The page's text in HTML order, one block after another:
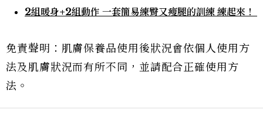
2組暖身+2組動作 一套簡易練臀又瘦腿的訓練 練起來！
免責聲明：肌膚保養品使用後狀況會依個人使用方
法及肌膚狀況而有所不同，並請配合正確使用方
法。